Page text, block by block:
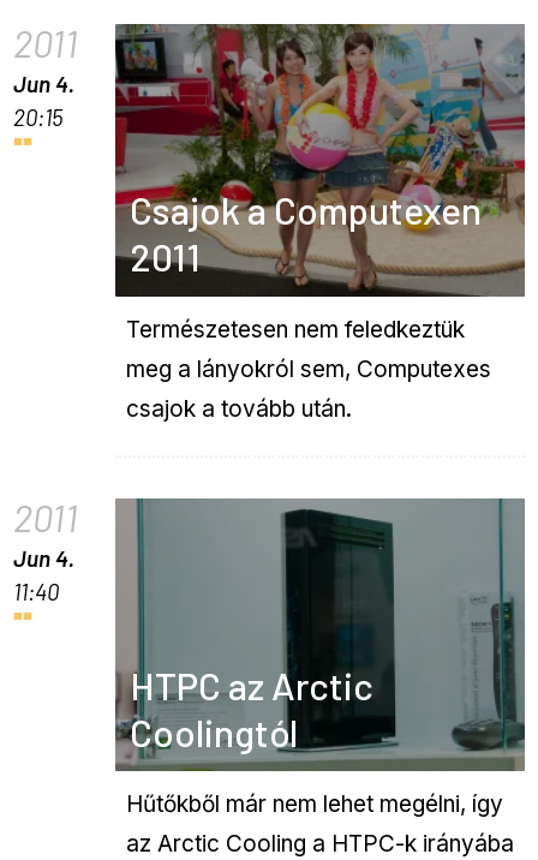
2011
Jun 4.
20:15
Csajok a Computexen
2011
Természetesen nem feledkeztük
meg a lányokról sem, Computexes
csajok a tovább után.
2011
Jun 4.
11:40
HTPC az Arctic
Coolingtól
Hűtőkből már nem lehet megélni, így
az Arctic Cooling a HTPC-k irányába